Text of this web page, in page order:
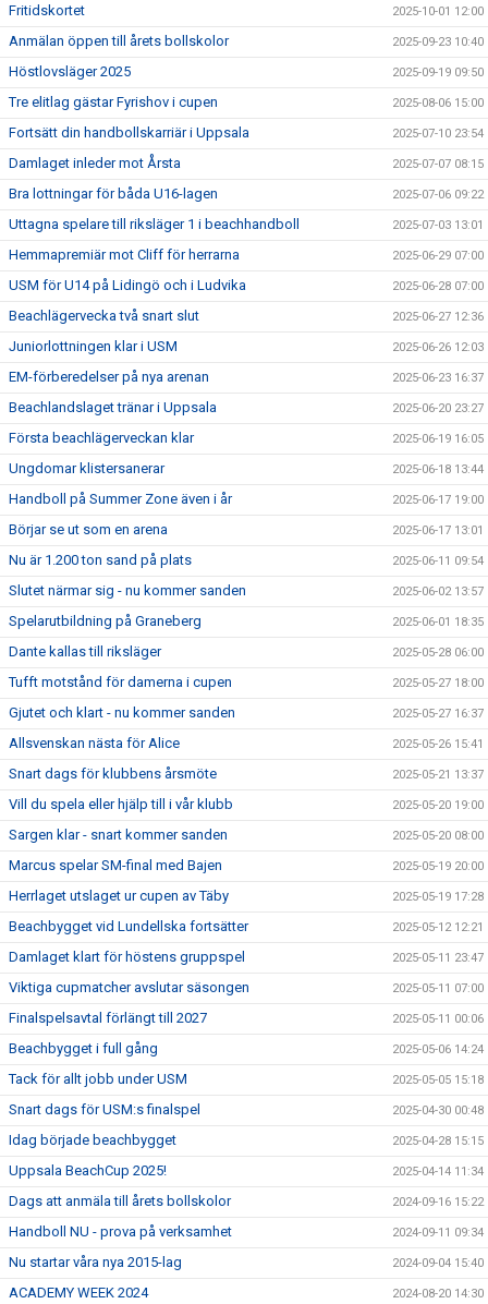
Fritidskortet 2025-10-01 12:00
Anmälan öppen till årets bollskolor 2025-09-23 10:40
Höstlovsläger 2025 2025-09-19 09:50
Tre elitlag gästar Fyrishov i cupen 2025-08-06 15:00
Fortsätt din handbollskarriär i Uppsala 2025-07-10 23:54
Damlaget inleder mot Årsta 2025-07-07 08:15
Bra lottningar för båda U16-lagen 2025-07-06 09:22
Uttagna spelare till riksläger 1 i beachhandboll 2025-07-03 13:01
Hemmapremiär mot Cliff för herrarna 2025-06-29 07:00
USM för U14 på Lidingö och i Ludvika 2025-06-28 07:00
Beachlägervecka två snart slut 2025-06-27 12:36
Juniorlottningen klar i USM 2025-06-26 12:03
EM-förberedelser på nya arenan 2025-06-23 16:37
Beachlandslaget tränar i Uppsala 2025-06-20 23:27
Första beachlägerveckan klar 2025-06-19 16:05
Ungdomar klistersanerar 2025-06-18 13:44
Handboll på Summer Zone även i år 2025-06-17 19:00
Börjar se ut som en arena 2025-06-17 13:01
Nu är 1.200 ton sand på plats 2025-06-11 09:54
Slutet närmar sig - nu kommer sanden 2025-06-02 13:57
Spelarutbildning på Graneberg 2025-06-01 18:35
Dante kallas till riksläger 2025-05-28 06:00
Tufft motstånd för damerna i cupen 2025-05-27 18:00
Gjutet och klart - nu kommer sanden 2025-05-27 16:37
Allsvenskan nästa för Alice 2025-05-26 15:41
Snart dags för klubbens årsmöte 2025-05-21 13:37
Vill du spela eller hjälp till i vår klubb 2025-05-20 19:00
Sargen klar - snart kommer sanden 2025-05-20 08:00
Marcus spelar SM-final med Bajen 2025-05-19 20:00
Herrlaget utslaget ur cupen av Täby 2025-05-19 17:28
Beachbygget vid Lundellska fortsätter 2025-05-12 12:21
Damlaget klart för höstens gruppspel 2025-05-11 23:47
Viktiga cupmatcher avslutar säsongen 2025-05-11 07:00
Finalspelsavtal förlängt till 2027 2025-05-11 00:06
Beachbygget i full gång 2025-05-06 14:24
Tack för allt jobb under USM 2025-05-05 15:18
Snart dags för USM:s finalspel 2025-04-30 00:48
Idag började beachbygget 2025-04-28 15:15
Uppsala BeachCup 2025! 2025-04-14 11:34
Dags att anmäla till årets bollskolor 2024-09-16 15:22
Handboll NU - prova på verksamhet 2024-09-11 09:34
Nu startar våra nya 2015-lag 2024-09-04 15:40
ACADEMY WEEK 2024 2024-08-20 14:30